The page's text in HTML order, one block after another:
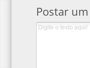
Postar